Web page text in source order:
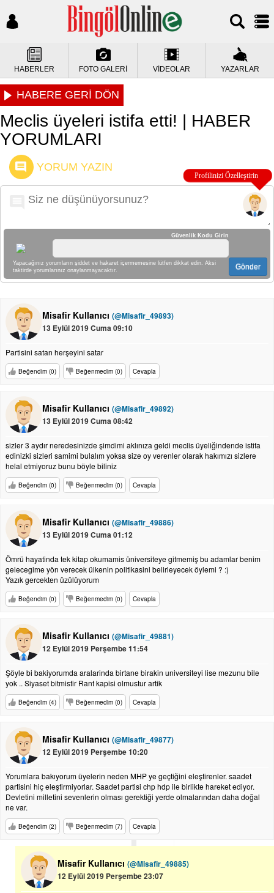
HABERLER FOTO GALERİ VİDEOLAR YAZARLAR
HABERE GERİ DÖN
Meclis üyeleri istifa etti! | HABER
YORUMLARI
YORUM YAZIN
Güvenlik Kodu Girin
Yapacağınız yorumların şiddet ve hakaret içermemesine lütfen dikkat edin. Aksi
taktirde yorumlarınız onaylanmayacaktır.
Gönder
Misafir Kullanıcı (@Misafir_49893)
13 Eylül 2019 Cuma 09:10
Partisini satan herşeyini satar
Beğendim (0) Beğenmedim (0) Cevapla
Misafir Kullanıcı (@Misafir_49892)
13 Eylül 2019 Cuma 08:42
sizler 3 aydır neredesinizde şimdimi aklınıza geldi meclis üyeliğindende istifa
edinizki sizleri samimi bulalım yoksa size oy verenler olarak hakımızı sizlere
helal etmiyoruz bunu böyle biliniz
Beğendim (0) Beğenmedim (0) Cevapla
Misafir Kullanıcı (@Misafir_49886)
13 Eylül 2019 Cuma 01:12
Ömrü hayatinda tek kitap okumamis üniversiteye gitmemiş bu adamlar benim
gelecegime yön verecek ülkenin politikasini belirleyecek öylemi ? :)
Yazık gercekten üzülüyorum
Beğendim (0) Beğenmedim (0) Cevapla
Misafir Kullanıcı (@Misafir_49881)
12 Eylül 2019 Perşembe 11:54
Şöyle bi bakiyorumda aralarinda birtane birakin universiteyi lise mezunu bile
yok .. Siyaset bitmistir Rant kapisi olmustur artik
Beğendim (4) Beğenmedim (0) Cevapla
Misafir Kullanıcı (@Misafir_49877)
12 Eylül 2019 Perşembe 10:20
Yorumlara bakıyorum üyelerin neden MHP ye geçtiğini eleştirenler. saadet
partisini hiç eleştirmiyorlar. Saadet partisi chp hdp ile birlikte hareket ediyor.
Devletini milletini sevenlerin olması gerektiği yerde olmalarından daha doğal
ne var.
Beğendim (2) Beğenmedim (7) Cevapla
Misafir Kullanıcı (@Misafir_49885)
12 Eylül 2019 Perşembe 23:07